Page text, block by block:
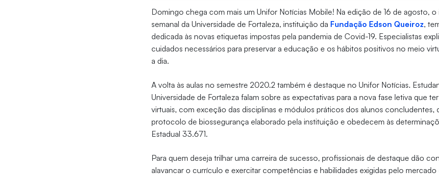
Domingo chega com mais um Unifor Notícias Mobile! Na edição de 16 de agosto,
semanal da Universidade de Fortaleza, instituição da Fundação Edson Queiroz,
dedicada às novas etiquetas impostas pela pandemia de Covid-19. Especialistas
cuidados necessários para preservar a educação e os hábitos positivos no meio
a dia.
A volta às aulas no semestre 2020.2 também é destaque no Unifor Notícias.
Universidade de Fortaleza falam sobre as expectativas para a nova fase letiva que
virtuais, com exceção das disciplinas e módulos práticos dos alunos concludentes,
protocolo de biossegurança elaborado pela instituição e obedecem às
Estadual 33.671.
Para quem deseja trilhar uma carreira de sucesso, profissionais de destaque dão
alavancar o currículo e exercitar competências e habilidades exigidas pelo